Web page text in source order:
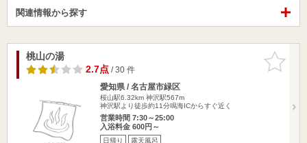
関連情報から探す
お気に入
りに追加
桃山の湯
2.7点/ 30 件
愛知県 / 名古屋市緑区
桜山駅6.32km 神沢駅567m
神沢駅より徒歩約11分鳴海ICからすぐ近く
営業時間 7:30～25:00
入浴料金 600円～
日帰り 露天風呂